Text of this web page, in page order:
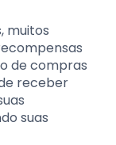
muitos
de compras
receber
suas